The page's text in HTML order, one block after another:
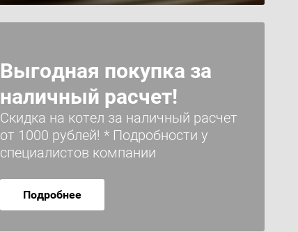
Выгодная покупка за
наличный расчет!
Скидка на котел за наличный расчет
от 1000 рублей! * Подробности у
специалистов компании
Подробнее